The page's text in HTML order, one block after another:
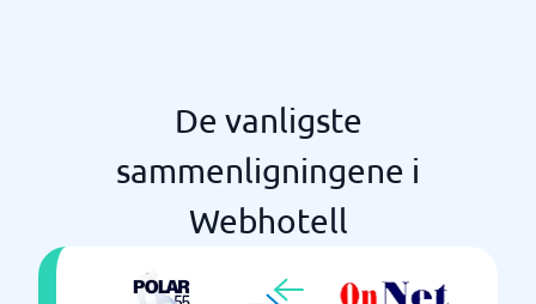
De vanligste
sammenligningene i
Webhotell